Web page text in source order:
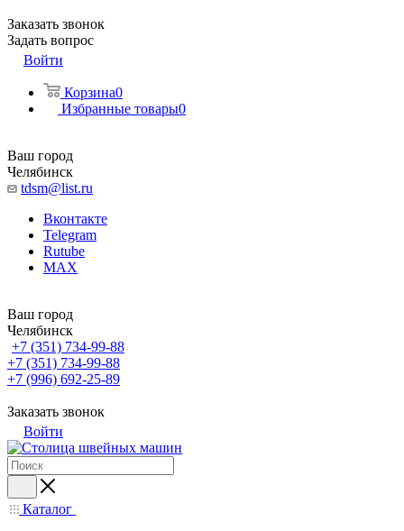
Заказать звонок
Задать вопрос
Войти
Корзина0
Избранные товары0
Ваш город
Челябинск
tdsm@list.ru
Вконтакте
Telegram
Rutube
MAX
Ваш город
Челябинск
+7 (351) 734-99-88
+7 (351) 734-99-88
+7 (996) 692-25-89
Заказать звонок
Войти
Каталог